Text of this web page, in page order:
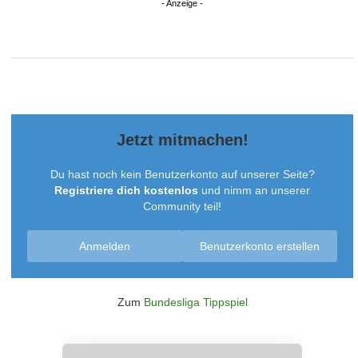
Jetzt mitmachen!
Du hast noch kein Benutzerkonto auf unserer Seite?
Registriere dich kostenlos und nimm an unserer
Community teil!
Benutzerkonto erstellen
Anmelden
Zum Bundesliga Tippspiel